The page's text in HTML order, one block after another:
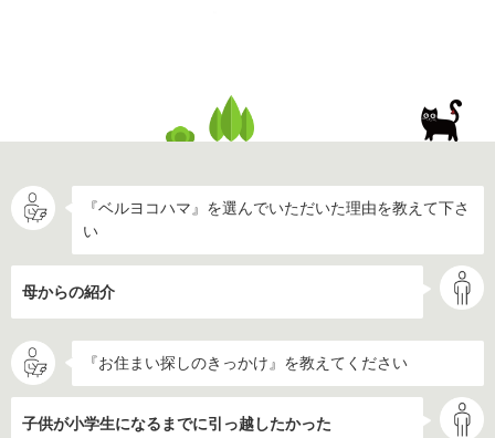
『ベルヨコハマ』を選んでいただいた理由を教えて下さ
い
母からの紹介
『お住まい探しのきっかけ』を教えてください
子供が小学生になるまでに引っ越したかった